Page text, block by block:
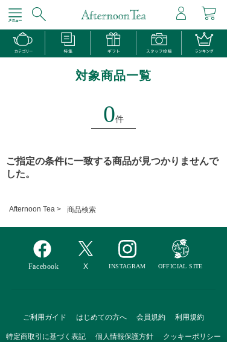
対象商品一覧
0件
ご指定の条件に一致する商品が見つかりませんで
した。
Afternoon Tea > 商品検索
ご利用ガイド はじめての方へ 会員規約 利用規約
特定商取引に基づく表記 個人情報保護方針 クッキーポリシー